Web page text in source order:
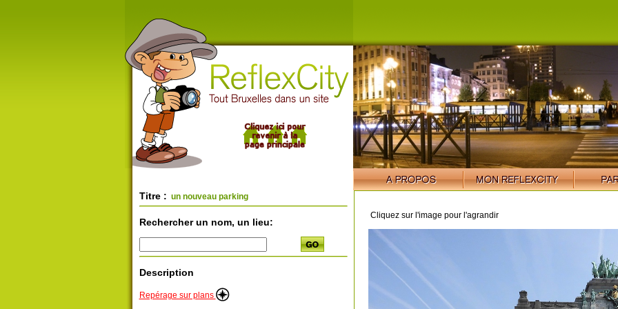
Titre : un nouveau parking
Rechercher un nom, un lieu:
Description
Repérage sur plans
Cliquez sur l'image pour l'agrandir